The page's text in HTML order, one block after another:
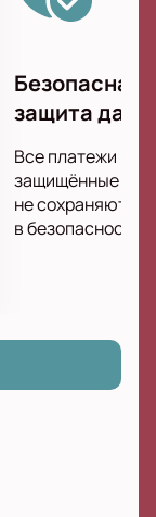
к
на
сайте.
Безопасная
защита
Все платежи
защищённые
не сохраняются
в безопасности.